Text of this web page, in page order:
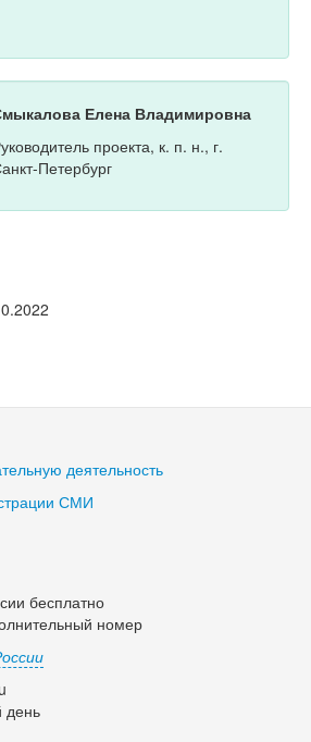
Елена Владимировна
проекта, к. п. н., г.
Петербург
деятельность
СМИ
бесплатно
номер
день